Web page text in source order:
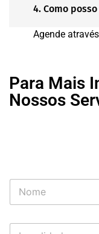
4. Como
Agende
Para Mais
Nossos
N
m
L